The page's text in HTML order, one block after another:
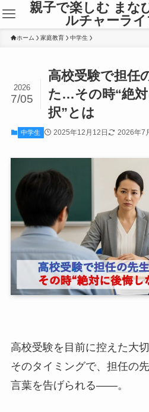
親子で楽しむ まな
ルチャーラ
ホーム 家庭教育 中学生
高校受験で担任
た…その時“絶
択”とは
2026
7/05
中学生 2025年12月12日 2026年7
高校受験を目前に控えた大切
そのタイミングで、担任の
言葉を告げられる——。